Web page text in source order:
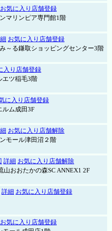
お気に入り店舗登録
マリンピア専門館1階
お気に入り店舗登録
～る鎌取ショッピングセンター3階
入り店舗登録
エツ稲毛3階
に入り店舗登録
ム成田3F
お気に入り店舗解除
モール津田沼２階
詳細 お気に入り店舗解除
おおたかの森SC ANNEX1 2F
詳細 お気に入り店舗登録
お気に入り店舗登録